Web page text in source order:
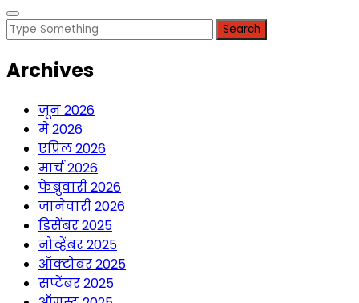
Search
Archives
जून 2026
मे 2026
एप्रिल 2026
मार्च 2026
फेब्रुवारी 2026
जानेवारी 2026
डिसेंबर 2025
नोव्हेंबर 2025
ऑक्टोबर 2025
सप्टेंबर 2025